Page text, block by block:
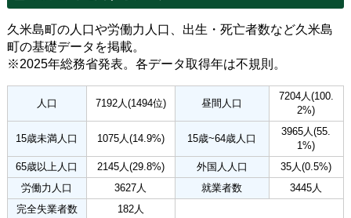
久米島町の人口や労働力人口、出生・死亡者数など久米島
町の基礎データを掲載。
※2025年総務省発表。各データ取得年は不規則。
人口 7192人(1494位) 昼間人口
7204人(100.
2%)
15歳未満人口 1075人(14.9%) 15歳~64歳人口
3965人(55.
1%)
65歳以上人口
2145人(29.8%) 外国人人口
35人(0.5%)
労働力人口
3627人 就業者数
3445人
完全失業者数
182人